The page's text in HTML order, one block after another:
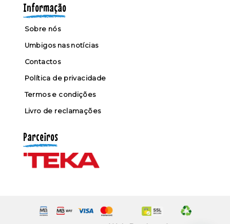
Informação
Sobre nós
Umbigos nas notícias
Contactos
Política de privacidade
Termos e condições
Livro de reclamações
Parceiros